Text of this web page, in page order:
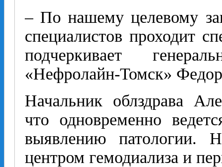
– По нашему целевому
специалистов проходит
подчеркивает
«Нефролайн-Томск»
Начальник облздрава
что одновременно
выявлению патологии.
центром гемодиализа и